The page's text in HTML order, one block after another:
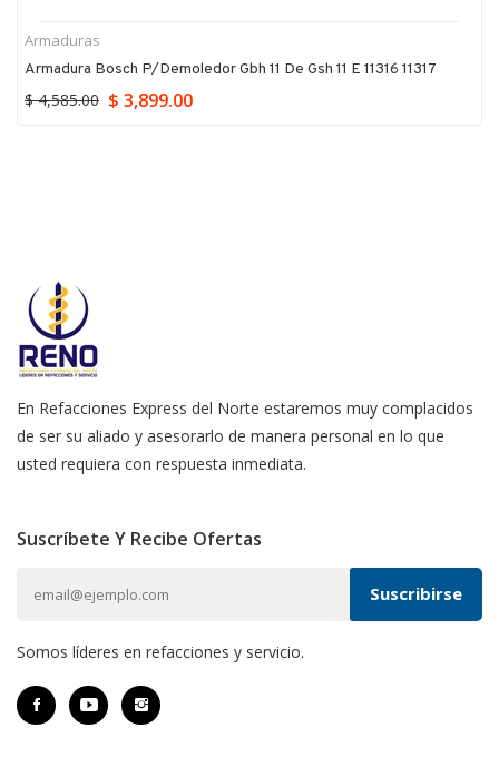
Armaduras
Armadura Bosch P/demoledor Gbh 11 De Gsh 11 E 11316 11317
$ 4,585.00 $ 3,899.00
En Refacciones Express del Norte estaremos muy complacidos
de ser su aliado y asesorarlo de manera personal en lo que
usted requiera con respuesta inmediata.
Suscríbete Y Recibe Ofertas
Somos líderes en refacciones y servicio.